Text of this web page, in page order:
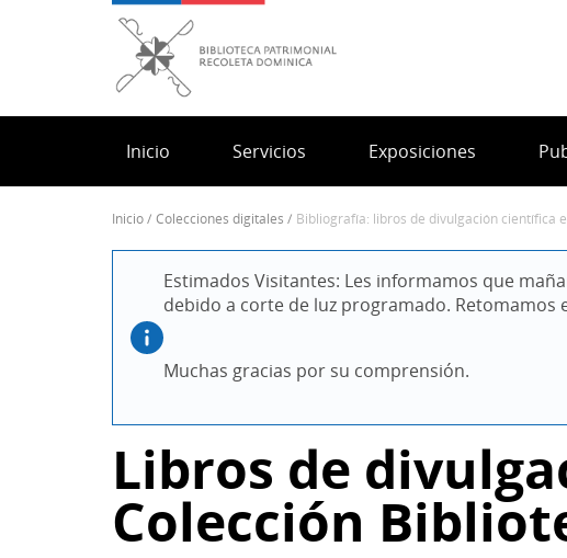
Inicio Servicios Exposiciones
Sobrescribir
enlaces
ayuda
inicio colecciones digitales bibliografía: libros de divulgación científica
Estimados Visitantes: Les informamos que
debido a corte de luz programado. Retomamos
Muchas gracias por su comprensión.
Libros de
Colección